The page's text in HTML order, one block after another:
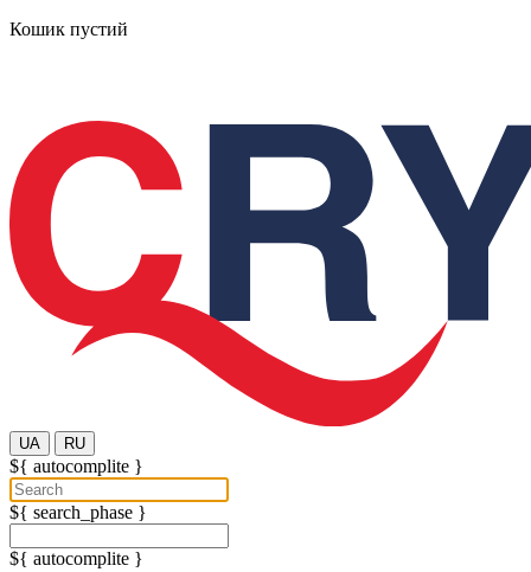
Кошик пустий
UA RU
${ autocomplite }
${ search_phase }
${ autocomplite }